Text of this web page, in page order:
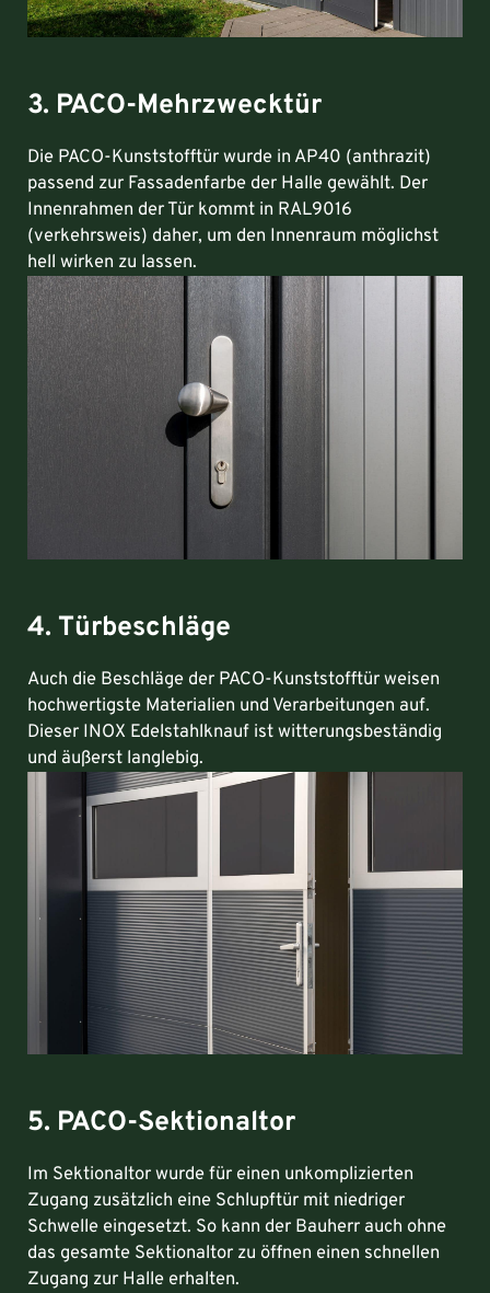
3. PACO-Mehrzwecktür
Die PACO-Kunststofftür wurde in AP40 (anthrazit)
passend zur Fassadenfarbe der Halle gewählt. Der
Innenrahmen der Tür kommt in RAL9016
(verkehrsweis) daher, um den Innenraum möglichst
hell wirken zu lassen.
4. Türbeschläge
Auch die Beschläge der PACO-Kunststofftür weisen
hochwertigste Materialien und Verarbeitungen auf.
Dieser INOX Edelstahlknauf ist witterungsbeständig
und äußerst langlebig.
5. PACO-Sektionaltor
Im Sektionaltor wurde für einen unkomplizierten
Zugang zusätzlich eine Schlupftür mit niedriger
Schwelle eingesetzt. So kann der Bauherr auch ohne
das gesamte Sektionaltor zu öffnen einen schnellen
Zugang zur Halle erhalten.